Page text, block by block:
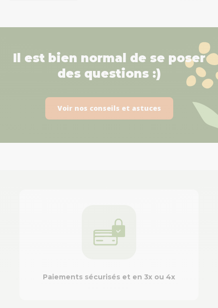
Il est bien normal de se poser
des questions :)
Voir nos conseils et astuces
Paiements sécurisés et en 3x ou 4x